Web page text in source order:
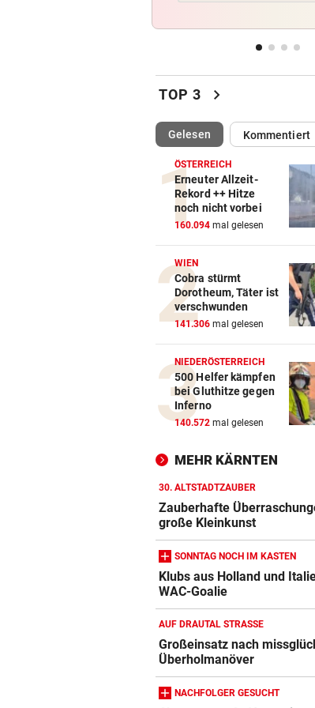
KRITIK AUS POLITIK
Luxus am Meer!
gewährt private
„IHR SEID DER HAMMER!“
Feuerwehr befreite
misslicher Lage
TOP 3 chevron_right
Gelesen(ausgewählt)Kommentiert
ÖSTERREICH
Erneuter Allzeit-
Rekord ++ Hitze
noch nicht vorbei
160.094 mal gelesen
WIEN
Cobra stürmt
Dorotheum, Täter ist
verschwunden
141.306 mal gelesen
NIEDERÖSTERREICH
500 Helfer kämpfen
bei Gluthitze gegen
Inferno
140.572 mal gelesen
MEHR KÄRNTEN
30. ALTSTADTZAUBER
Zauberhafte
große Kleinkunst
SONNTAG NOCH IM KASTEN
Klubs aus Holland und
WAC-Goalie
AUF DRAUTAL STRASSE
Großeinsatz nach
Überholmanöver
NACHFOLGER GESUCHT